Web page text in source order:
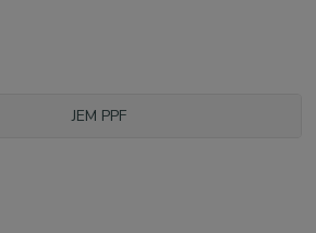
JEM PPF